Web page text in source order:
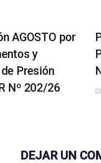
AGOSTO por
y
Presión
Nº 202/26
DEJAR UN